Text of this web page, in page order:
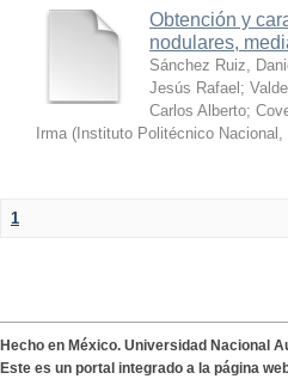
Obtención y
nodulares,
Sánchez Ruiz,
Jesús Rafael ;
Carlos Alberto;
Irma ( Instituto Politécnico Nacional ,
1
Hecho en México. Universidad Nacional
Este es un portal integrado a la página